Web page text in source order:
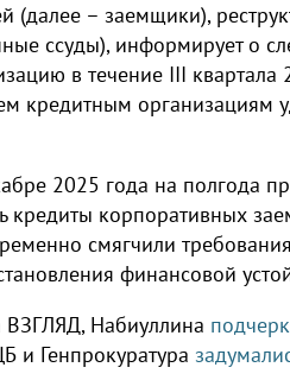
(далее – заемщики),
ссуды), информирует о
в течение III квартала
кредитным организациям
2025 года на полгода
кредиты корпоративных
смягчили
финансовой
ВЗГЛЯД, Набиуллина
и Генпрокуратура